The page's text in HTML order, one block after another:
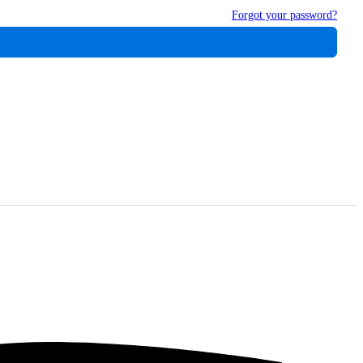
Forgot your password?